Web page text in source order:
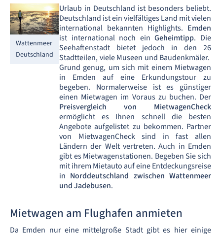
Wattenmeer
Deutschland
Urlaub in Deutschland ist besonders beliebt.
Deutschland ist ein vielfältiges Land mit vielen
international bekannten Highlights. Emden
ist international noch einGeheimtipp. Die
Seehaftenstadt bietet jedoch in den 26
Stadtteilen, viele Museen und Baudenkmäler.
Grund genug, um sich mit einem Mietwagen
in Emden auf eine Erkundungstour zu
begeben. Normalerweise ist es günstiger
einen Mietwagen im Voraus zu buchen. Der
Preisvergleich von MietwagenCheck
ermöglicht es Ihnen schnell die besten
Angebote aufgelistet zu bekommen. Partner
von MietwagenCheck sind in fast allen
Ländern der Welt vertreten. Auch in Emden
gibt es Mietwagenstationen. Begeben Sie sich
mit ihrem Mietauto auf eine Entdeckungsreise
in Norddeutschland zwischen Wattenmeer
und Jadebusen.
Mietwagen am Flughafen anmieten
Da Emden nur eine mittelgroße Stadt gibt es hier einige